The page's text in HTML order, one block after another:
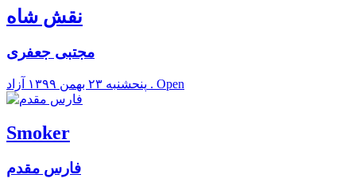
نقش شاه
مجتبی جعفری
پنحشنبه ۲۳ بهمن ۱۳۹۹ آزاد . Open
Smoker
فارس مقدم